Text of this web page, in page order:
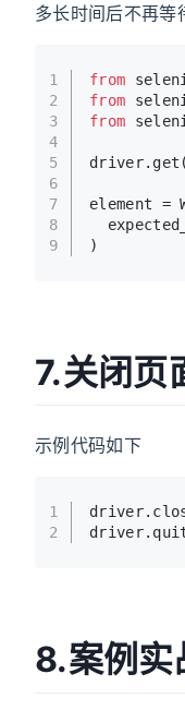
多长时间后不再等
1
2
3
4
5
6
7
8
9
from
from
from
driver.get(
element =
)
7.关闭页
示例代码如下
1
2
8.案例实